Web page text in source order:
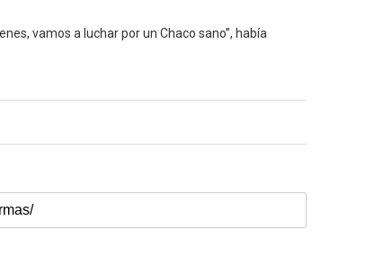
vamos a luchar por un Chaco sano”, había